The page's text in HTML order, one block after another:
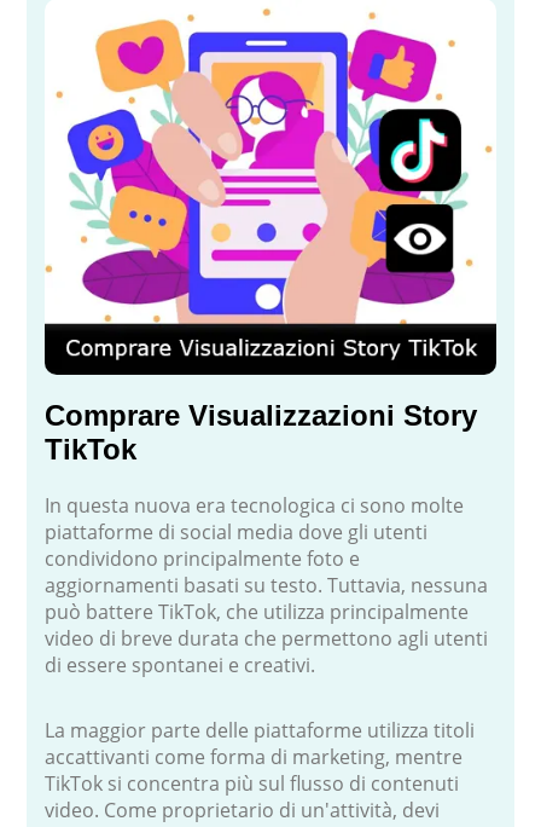
Comprare Visualizzazioni Story
TikTok
In questa nuova era tecnologica ci sono molte
piattaforme di social media dove gli utenti
condividono principalmente foto e
aggiornamenti basati su testo. Tuttavia, nessuna
può battere TikTok, che utilizza principalmente
video di breve durata che permettono agli utenti
di essere spontanei e creativi.
La maggior parte delle piattaforme utilizza titoli
accattivanti come forma di marketing, mentre
TikTok si concentra più sul flusso di contenuti
video. Come proprietario di un'attività, devi